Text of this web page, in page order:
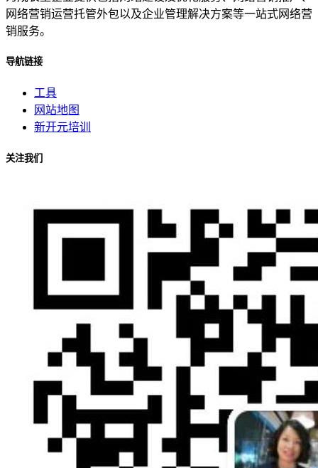
网络营销运营托管外包以及企业管理解决方案等一站式网络营
销服务。
导航链接
工具
网站地图
新开元培训
关注我们